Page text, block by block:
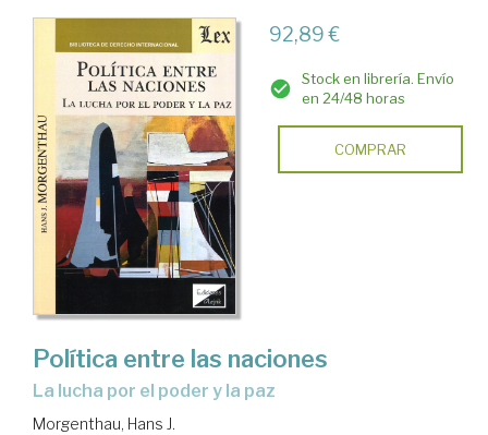
92,89 €
Stock en librería. Envío
en 24/48 horas
COMPRAR
Política entre las naciones
La lucha por el poder y la paz
Morgenthau, Hans J.